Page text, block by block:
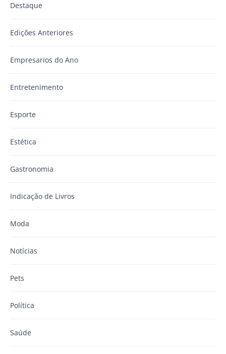
Destaque
Edições Anteriores
Empresarios do Ano
Entretenimento
Esporte
Estética
Gastronomia
Indicação de Livros
Moda
Notícias
Pets
Política
Saúde